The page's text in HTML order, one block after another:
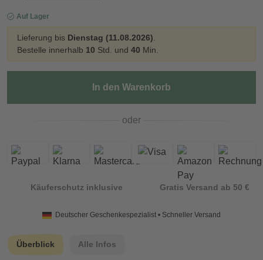
Auf Lager
Lieferung bis Dienstag (11.08.2026).
Bestelle innerhalb 10 Std. und 40 Min.
In den Warenkorb
oder
Käuferschutz inklusive Gratis Versand ab 50 €
Deutscher Geschenkespezialist • Schneller Versand
Überblick Alle Infos